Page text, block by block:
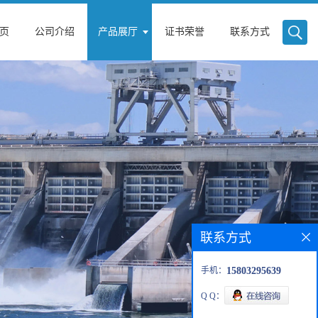
公司介绍 产品展厅 证书荣誉 联系方式
联系方式
手机： 15803295639
Q Q：